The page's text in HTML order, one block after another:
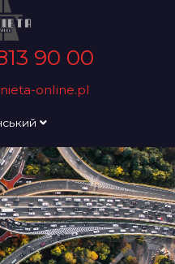
90 00
online.pl